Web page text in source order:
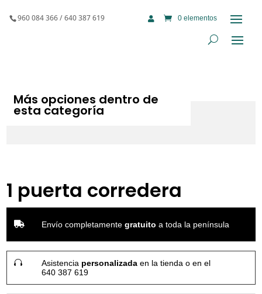
960 084 366 / 640 387 619 0 elementos

Más opciones dentro de
esta categoría
1 puerta corredera
 Envío completamentegratuito a toda la península
 Asistencia personalizada en la tienda o en el
640 387 619